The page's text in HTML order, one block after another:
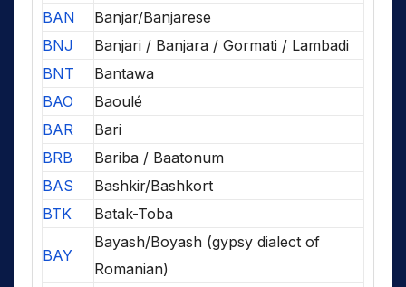
BAN
Banjar/Banjarese
BNJ
Banjari / Banjara / Gormati / Lambadi
BNT
Bantawa
BAO
Baoulé
BAR
Bari
BRB
Bariba / Baatonum
BAS
Bashkir/Bashkort
BTK
Batak-Toba
BAY
Bayash/Boyash (gypsy dialect of
Romanian)